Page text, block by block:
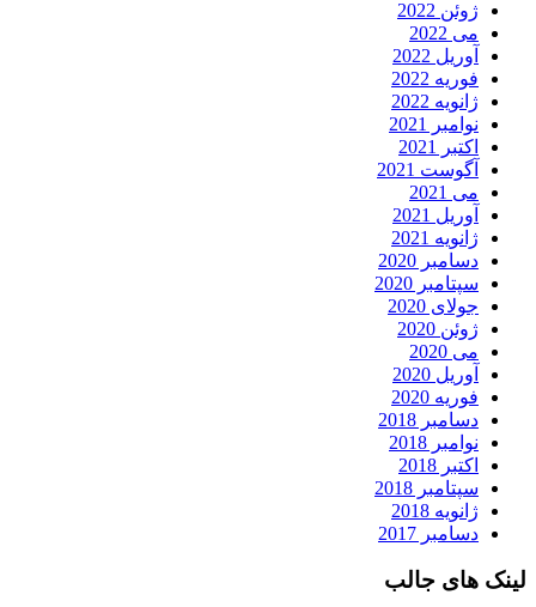
ژوئن 2022
می 2022
آوریل 2022
فوریه 2022
ژانویه 2022
نوامبر 2021
اکتبر 2021
آگوست 2021
می 2021
آوریل 2021
ژانویه 2021
دسامبر 2020
سپتامبر 2020
جولای 2020
ژوئن 2020
می 2020
آوریل 2020
فوریه 2020
دسامبر 2018
نوامبر 2018
اکتبر 2018
سپتامبر 2018
ژانویه 2018
دسامبر 2017
لینک های جالب